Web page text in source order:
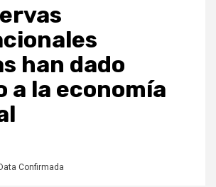
han dado
a la economía
Confirmada